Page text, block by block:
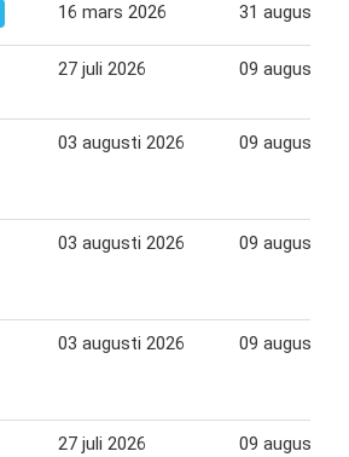
16 mars 2026 31 augusti
27 juli 2026 09 augusti
03 augusti 2026 09 augusti
03 augusti 2026 09 augusti
03 augusti 2026 09 augusti
27 juli 2026 09 augusti